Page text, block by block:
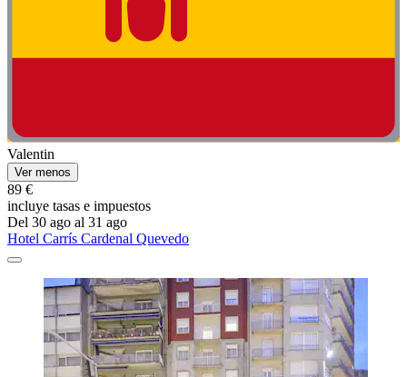
Valentin
Ver menos
89 €
incluye tasas e impuestos
Del 30 ago al 31 ago
Hotel Carrís Cardenal Quevedo